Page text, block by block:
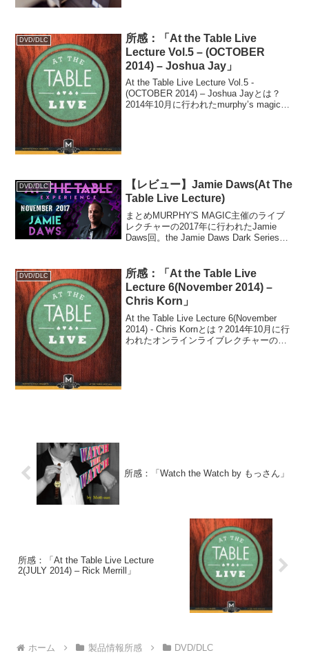
DVD/DLC
所感：「At the Table Live
Lecture Vol.5 – (OCTOBER
2014) – Joshua Jay」
At the Table Live Lecture Vol.5 -
(OCTOBER 2014) – Joshua Jayとは？
2014年10月に行われたmurphy’s magic主
DVD/DLC
【レビュー】Jamie Daws(At The
Table Live Lecture)
まとめMURPHY'S MAGIC主催のライブ
レクチャーの2017年に行われたJamie
Daws回。the Jamie Daws Dark Seriesと
Scared...
DVD/DLC
所感：「At the Table Live
Lecture 6(November 2014) –
Chris Korn」
At the Table Live Lecture 6(November
2014) - Chris Kornとは？2014年10月に行
われたオンラインライブレクチャーの
所感：「Watch the Watch by もっさん」
所感：「At the Table Live Lecture
2(JULY 2014) – Rick Merrill」
ホーム 製品情報所感 DVD/DLC